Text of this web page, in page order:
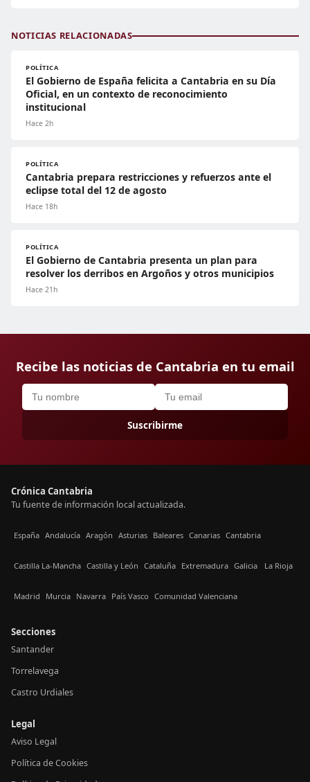
NOTICIAS RELACIONADAS
POLÍTICA
El Gobierno de España felicita a Cantabria en su Día
Oficial, en un contexto de reconocimiento
institucional
Hace 2h
POLÍTICA
Cantabria prepara restricciones y refuerzos ante el
eclipse total del 12 de agosto
Hace 18h
POLÍTICA
El Gobierno de Cantabria presenta un plan para
resolver los derribos en Argoños y otros municipios
Hace 21h
Recibe las noticias de Cantabria en tu email
Suscribirme
Crónica Cantabria
Tu fuente de información local actualizada.
España Andalucía Aragón Asturias Baleares Canarias Cantabria
Castilla La-Mancha Castilla y León Cataluña Extremadura Galicia La Rioja
Madrid Murcia Navarra País Vasco Comunidad Valenciana
Secciones
Santander
Torrelavega
Castro Urdiales
Legal
Aviso Legal
Política de Cookies